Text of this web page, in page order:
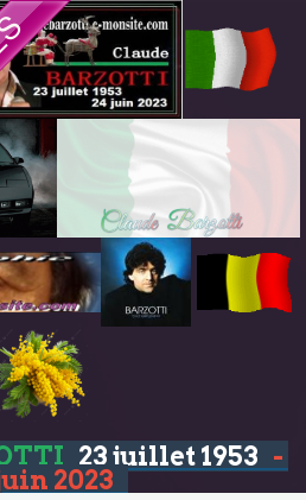
23 juillet 1953 -
2023